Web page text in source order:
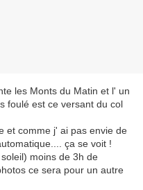
les Monts du Matin et l' un
foulé est ce versant du col
et comme j' ai pas envie de
ça se voit !
moins de 3h de
ce sera pour un autre